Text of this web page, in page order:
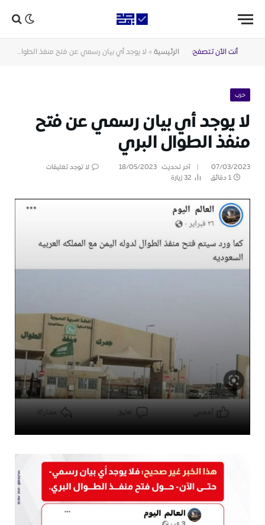
أنت الآن تتصفح: الرئيسية » لا يوجد أي بيان رسمي عن فتح منفذ الطوال البري
حرب
لا يوجد أي بيان رسمي عن فتح
منفذ الطوال البري
07/03/2023 آخر تحديث: 18/05/2023
لا توجد تعليقات
1 دقائق
32زيارة